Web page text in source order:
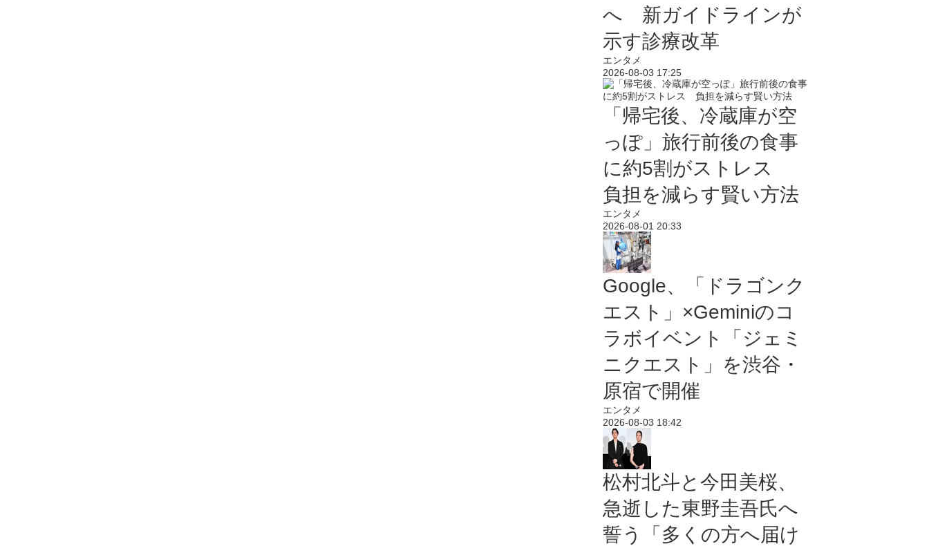
へ 新ガイドラインが
示す診療改革
エンタメ
2026-08-03 17:25
「帰宅後、冷蔵庫が空
っぽ」旅行前後の食事
に約5割がストレス
負担を減らす賢い方法
エンタメ
2026-08-01 20:33
Google、「ドラゴンク
エスト」×Geminiのコ
ラボイベント「ジェミ
ニクエスト」を渋谷・
原宿で開催
エンタメ
2026-08-03 18:42
松村北斗と今田美桜、
急逝した東野圭吾氏へ
誓う「多くの方へ届け